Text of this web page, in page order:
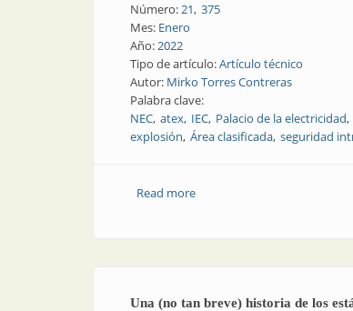
Número:21 375
Mes: Enero
Año:2022
Tipo de artículo:Artículo técnico
Autor: Mirko Torres Contreras
Palabra clave:
NEC atex IEC Palacio de la electricidad
explosión Área clasificada seguridad
Read moreabout Una (no tan breve)
Una (no tan breve) historia de los